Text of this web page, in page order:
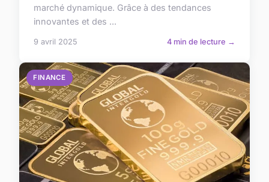
marché dynamique. Grâce à des tendances
innovantes et des ...
9 avril 2025 4 min de lecture →
FINANCE